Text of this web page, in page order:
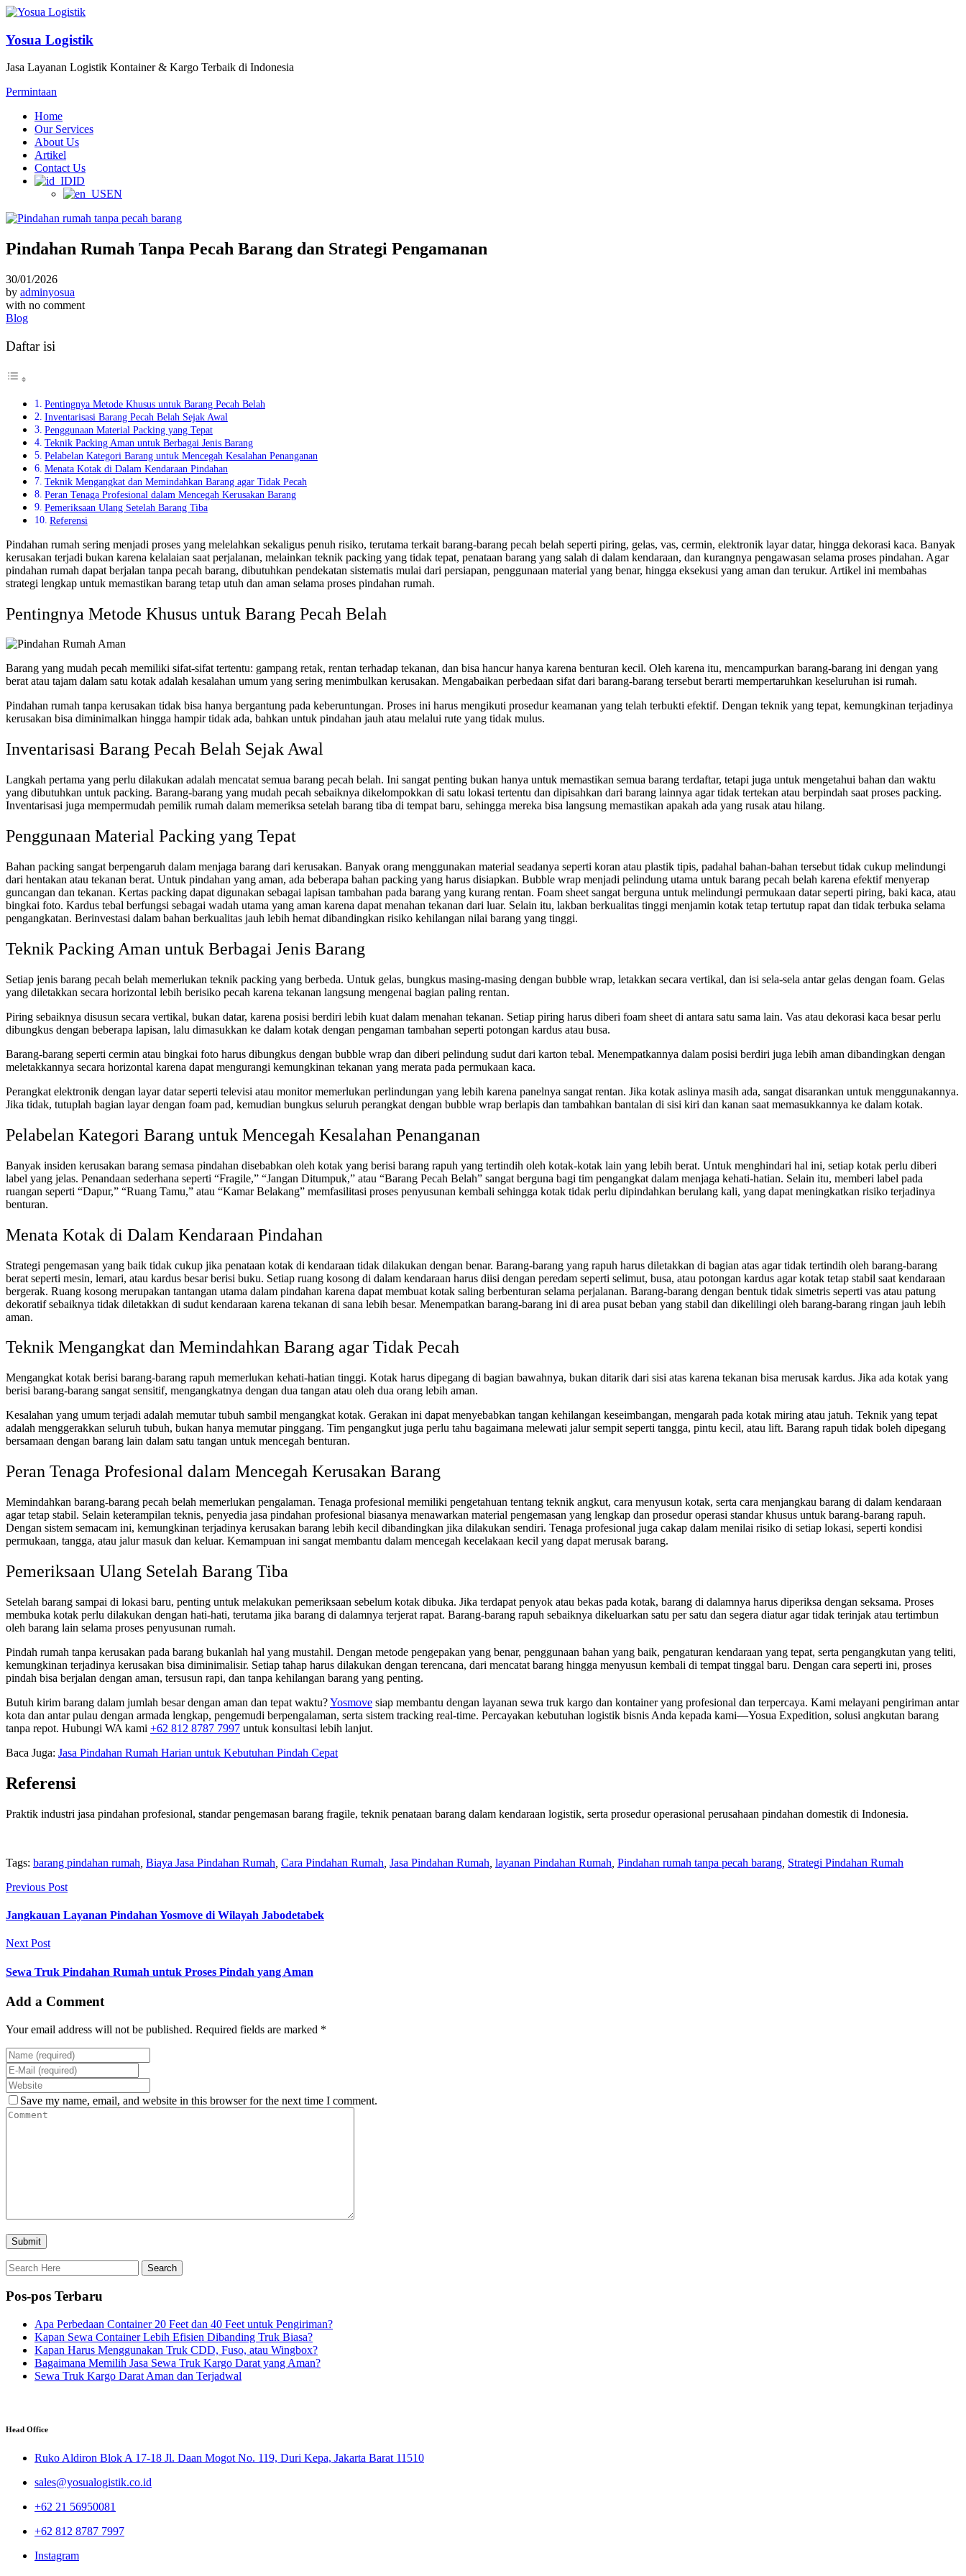
Yosua Logistik
Jasa Layanan Logistik Kontainer & Kargo Terbaik di Indonesia
Permintaan
Home
Our Services
About Us
Artikel
Contact Us
ID
EN
Pindahan Rumah Tanpa Pecah Barang dan Strategi Pengamanan
30/01/2026
by adminyosua
with no comment
Blog
Daftar isi
Pentingnya Metode Khusus untuk Barang Pecah Belah
Inventarisasi Barang Pecah Belah Sejak Awal
Penggunaan Material Packing yang Tepat
Teknik Packing Aman untuk Berbagai Jenis Barang
Pelabelan Kategori Barang untuk Mencegah Kesalahan Penanganan
Menata Kotak di Dalam Kendaraan Pindahan
Teknik Mengangkat dan Memindahkan Barang agar Tidak Pecah
Peran Tenaga Profesional dalam Mencegah Kerusakan Barang
Pemeriksaan Ulang Setelah Barang Tiba
Referensi
Pindahan rumah sering menjadi proses yang melelahkan sekaligus penuh risiko, terutama terkait barang-barang pecah belah seperti piring, gelas, vas, cermin, elektronik layar datar, hingga dekorasi kaca. Banyak
kerusakan terjadi bukan karena kelalaian saat perjalanan, melainkan teknik packing yang tidak tepat, penataan barang yang salah di dalam kendaraan, dan kurangnya pengawasan selama proses pindahan. Agar
pindahan rumah dapat berjalan tanpa pecah barang, dibutuhkan pendekatan sistematis mulai dari persiapan, penggunaan material yang benar, hingga eksekusi yang aman dan terukur. Artikel ini membahas
strategi lengkap untuk memastikan barang tetap utuh dan aman selama proses pindahan rumah.
Pentingnya Metode Khusus untuk Barang Pecah Belah
Barang yang mudah pecah memiliki sifat-sifat tertentu: gampang retak, rentan terhadap tekanan, dan bisa hancur hanya karena benturan kecil. Oleh karena itu, mencampurkan barang-barang ini dengan yang
berat atau tajam dalam satu kotak adalah kesalahan umum yang sering menimbulkan kerusakan. Mengabaikan perbedaan sifat dari barang-barang tersebut berarti mempertaruhkan keseluruhan isi rumah.
Pindahan rumah tanpa kerusakan tidak bisa hanya bergantung pada keberuntungan. Proses ini harus mengikuti prosedur keamanan yang telah terbukti efektif. Dengan teknik yang tepat, kemungkinan terjadinya
kerusakan bisa diminimalkan hingga hampir tidak ada, bahkan untuk pindahan jauh atau melalui rute yang tidak mulus.
Inventarisasi Barang Pecah Belah Sejak Awal
Langkah pertama yang perlu dilakukan adalah mencatat semua barang pecah belah. Ini sangat penting bukan hanya untuk memastikan semua barang terdaftar, tetapi juga untuk mengetahui bahan dan waktu
yang dibutuhkan untuk packing. Barang-barang yang mudah pecah sebaiknya dikelompokkan di satu lokasi tertentu dan dipisahkan dari barang lainnya agar tidak tertekan atau berpindah saat proses packing.
Inventarisasi juga mempermudah pemilik rumah dalam memeriksa setelah barang tiba di tempat baru, sehingga mereka bisa langsung memastikan apakah ada yang rusak atau hilang.
Penggunaan Material Packing yang Tepat
Bahan packing sangat berpengaruh dalam menjaga barang dari kerusakan. Banyak orang menggunakan material seadanya seperti koran atau plastik tipis, padahal bahan-bahan tersebut tidak cukup melindungi
dari hentakan atau tekanan berat. Untuk pindahan yang aman, ada beberapa bahan packing yang harus disiapkan. Bubble wrap menjadi pelindung utama untuk barang pecah belah karena efektif menyerap
guncangan dan tekanan. Kertas packing dapat digunakan sebagai lapisan tambahan pada barang yang kurang rentan. Foam sheet sangat berguna untuk melindungi permukaan datar seperti piring, baki kaca, atau
bingkai foto. Kardus tebal berfungsi sebagai wadah utama yang aman karena dapat menahan tekanan dari luar. Selain itu, lakban berkualitas tinggi menjamin kotak tetap tertutup rapat dan tidak terbuka selama
pengangkatan. Berinvestasi dalam bahan berkualitas jauh lebih hemat dibandingkan risiko kehilangan nilai barang yang tinggi.
Teknik Packing Aman untuk Berbagai Jenis Barang
Setiap jenis barang pecah belah memerlukan teknik packing yang berbeda. Untuk gelas, bungkus masing-masing dengan bubble wrap, letakkan secara vertikal, dan isi sela-sela antar gelas dengan foam. Gelas
yang diletakkan secara horizontal lebih berisiko pecah karena tekanan langsung mengenai bagian paling rentan.
Piring sebaiknya disusun secara vertikal, bukan datar, karena posisi berdiri lebih kuat dalam menahan tekanan. Setiap piring harus diberi foam sheet di antara satu sama lain. Vas atau dekorasi kaca besar perlu
dibungkus dengan beberapa lapisan, lalu dimasukkan ke dalam kotak dengan pengaman tambahan seperti potongan kardus atau busa.
Barang-barang seperti cermin atau bingkai foto harus dibungkus dengan bubble wrap dan diberi pelindung sudut dari karton tebal. Menempatkannya dalam posisi berdiri juga lebih aman dibandingkan dengan
meletakkannya secara horizontal karena dapat mengurangi kemungkinan tekanan yang merata pada permukaan kaca.
Perangkat elektronik dengan layar datar seperti televisi atau monitor memerlukan perlindungan yang lebih karena panelnya sangat rentan. Jika kotak aslinya masih ada, sangat disarankan untuk menggunakannya.
Jika tidak, tutuplah bagian layar dengan foam pad, kemudian bungkus seluruh perangkat dengan bubble wrap berlapis dan tambahkan bantalan di sisi kiri dan kanan saat memasukkannya ke dalam kotak.
Pelabelan Kategori Barang untuk Mencegah Kesalahan Penanganan
Banyak insiden kerusakan barang semasa pindahan disebabkan oleh kotak yang berisi barang rapuh yang tertindih oleh kotak-kotak lain yang lebih berat. Untuk menghindari hal ini, setiap kotak perlu diberi
label yang jelas. Penandaan sederhana seperti “Fragile,” “Jangan Ditumpuk,” atau “Barang Pecah Belah” sangat berguna bagi tim pengangkat dalam menjaga kehati-hatian. Selain itu, memberi label pada
ruangan seperti “Dapur,” “Ruang Tamu,” atau “Kamar Belakang” memfasilitasi proses penyusunan kembali sehingga kotak tidak perlu dipindahkan berulang kali, yang dapat meningkatkan risiko terjadinya
benturan.
Menata Kotak di Dalam Kendaraan Pindahan
Strategi pengemasan yang baik tidak cukup jika penataan kotak di kendaraan tidak dilakukan dengan benar. Barang-barang yang rapuh harus diletakkan di bagian atas agar tidak tertindih oleh barang-barang
berat seperti mesin, lemari, atau kardus besar berisi buku. Setiap ruang kosong di dalam kendaraan harus diisi dengan peredam seperti selimut, busa, atau potongan kardus agar kotak tetap stabil saat kendaraan
bergerak. Ruang kosong merupakan tantangan utama dalam pindahan karena dapat membuat kotak saling berbenturan selama perjalanan. Barang-barang dengan bentuk tidak simetris seperti vas atau patung
dekoratif sebaiknya tidak diletakkan di sudut kendaraan karena tekanan di sana lebih besar. Menempatkan barang-barang ini di area pusat beban yang stabil dan dikelilingi oleh barang-barang ringan jauh lebih
aman.
Teknik Mengangkat dan Memindahkan Barang agar Tidak Pecah
Mengangkat kotak berisi barang-barang rapuh memerlukan kehati-hatian tinggi. Kotak harus dipegang di bagian bawahnya, bukan ditarik dari sisi atas karena tekanan bisa merusak kardus. Jika ada kotak yang
berisi barang-barang sangat sensitif, mengangkatnya dengan dua tangan atau oleh dua orang lebih aman.
Kesalahan yang umum terjadi adalah memutar tubuh sambil mengangkat kotak. Gerakan ini dapat menyebabkan tangan kehilangan keseimbangan, mengarah pada kotak miring atau jatuh. Teknik yang tepat
adalah menggerakkan seluruh tubuh, bukan hanya memutar pinggang. Tim pengangkut juga perlu tahu bagaimana melewati jalur sempit seperti tangga, pintu kecil, atau lift. Barang rapuh tidak boleh dipegang
bersamaan dengan barang lain dalam satu tangan untuk mencegah benturan.
Peran Tenaga Profesional dalam Mencegah Kerusakan Barang
Memindahkan barang-barang pecah belah memerlukan pengalaman. Tenaga profesional memiliki pengetahuan tentang teknik angkut, cara menyusun kotak, serta cara menjangkau barang di dalam kendaraan
agar tetap stabil. Selain keterampilan teknis, penyedia jasa pindahan profesional biasanya menawarkan material pengemasan yang lengkap dan prosedur operasi standar khusus untuk barang-barang rapuh.
Dengan sistem semacam ini, kemungkinan terjadinya kerusakan barang lebih kecil dibandingkan jika dilakukan sendiri. Tenaga profesional juga cakap dalam menilai risiko di setiap lokasi, seperti kondisi
permukaan, tangga, atau jalur masuk dan keluar. Kemampuan ini sangat membantu dalam mencegah kecelakaan kecil yang dapat merusak barang.
Pemeriksaan Ulang Setelah Barang Tiba
Setelah barang sampai di lokasi baru, penting untuk melakukan pemeriksaan sebelum kotak dibuka. Jika terdapat penyok atau bekas pada kotak, barang di dalamnya harus diperiksa dengan seksama. Proses
membuka kotak perlu dilakukan dengan hati-hati, terutama jika barang di dalamnya terjerat rapat. Barang-barang rapuh sebaiknya dikeluarkan satu per satu dan segera diatur agar tidak terinjak atau tertimbun
oleh barang lain selama proses penyusunan rumah.
Pindah rumah tanpa kerusakan pada barang bukanlah hal yang mustahil. Dengan metode pengepakan yang benar, penggunaan bahan yang baik, pengaturan kendaraan yang tepat, serta pengangkutan yang teliti,
kemungkinan terjadinya kerusakan bisa diminimalisir. Setiap tahap harus dilakukan dengan terencana, dari mencatat barang hingga menyusun kembali di tempat tinggal baru. Dengan cara seperti ini, proses
pindah bisa berjalan dengan aman, tersusun rapi, dan tanpa kehilangan barang yang penting.
Butuh kirim barang dalam jumlah besar dengan aman dan tepat waktu?Yosmove siap membantu dengan layanan sewa truk kargo dan kontainer yang profesional dan terpercaya. Kami melayani pengiriman antar
kota dan antar pulau dengan armada lengkap, pengemudi berpengalaman, serta sistem tracking real-time. Percayakan kebutuhan logistik bisnis Anda kepada kami—Yosua Expedition, solusi angkutan barang
tanpa repot. Hubungi WA kami +62 812 8787 7997 untuk konsultasi lebih lanjut.
Baca Juga: Jasa Pindahan Rumah Harian untuk Kebutuhan Pindah Cepat
Referensi
Praktik industri jasa pindahan profesional, standar pengemasan barang fragile, teknik penataan barang dalam kendaraan logistik, serta prosedur operasional perusahaan pindahan domestik di Indonesia.
Tags: barang pindahan rumah Biaya Jasa Pindahan Rumah Cara Pindahan Rumah Jasa Pindahan Rumah layanan Pindahan Rumah Pindahan rumah tanpa pecah barang Strategi Pindahan Rumah
Previous Post
Jangkauan Layanan Pindahan Yosmove di Wilayah Jabodetabek
Next Post
Sewa Truk Pindahan Rumah untuk Proses Pindah yang Aman
Add a Comment
Your email address will not be published. Required fields are marked *
Save my name, email, and website in this browser for the next time I comment.
Pos-pos Terbaru
Apa Perbedaan Container 20 Feet dan 40 Feet untuk Pengiriman?
Kapan Sewa Container Lebih Efisien Dibanding Truk Biasa?
Kapan Harus Menggunakan Truk CDD, Fuso, atau Wingbox?
Bagaimana Memilih Jasa Sewa Truk Kargo Darat yang Aman?
Sewa Truk Kargo Darat Aman dan Terjadwal
Head Office
Ruko Aldiron Blok A 17-18 Jl. Daan Mogot No. 119, Duri Kepa, Jakarta Barat 11510
sales@yosualogistik.co.id
+62 21 56950081
+62 812 8787 7997
Instagram